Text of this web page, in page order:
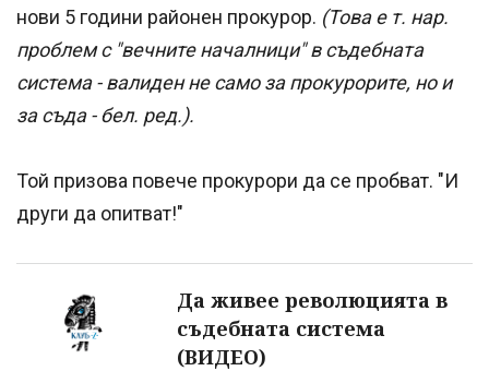
нови 5 години районен прокурор. (Това е т. нар.
проблем с "вечните началници" в съдебната
система - валиден не само за прокурорите, но и
за съда - бел. ред.).
Той призова повече прокурори да се пробват. "И
други да опитват!"
Да живее революцията в
съдебната система
(ВИДЕО)